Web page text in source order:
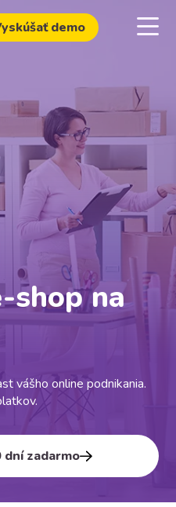
demo
shop na
vášho online podnikania.
dní zadarmo